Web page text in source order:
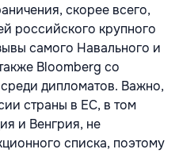
скорее всего,
российского крупного
самого Навального и
Bloomberg со
дипломатов. Важно,
страны в ЕС, в том
и Венгрия, не
списка, поэтому